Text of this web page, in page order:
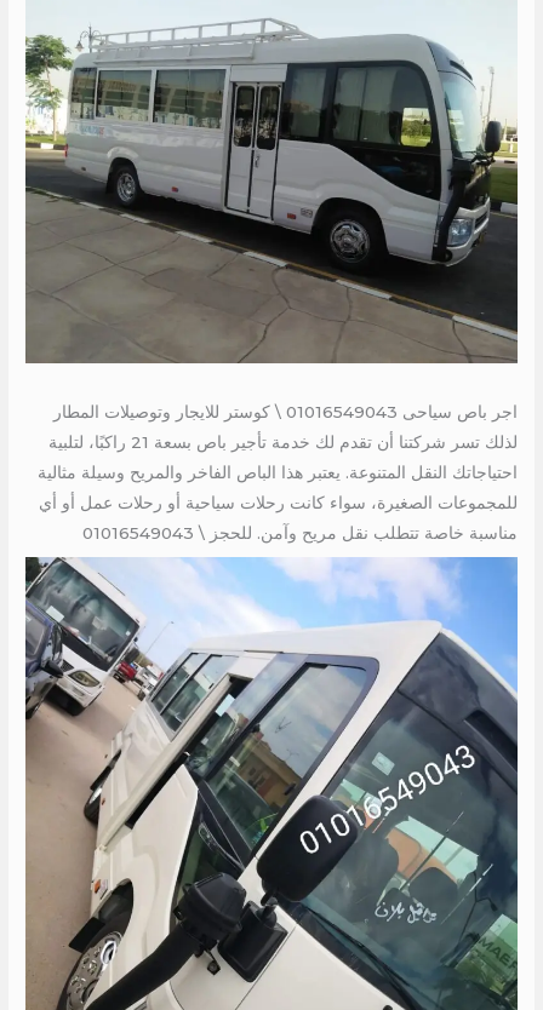
اجر باص سياحى 01016549043 \ كوستر للايجار وتوصيلات المطار
لذلك تسر شركتنا أن تقدم لك خدمة تأجير باص بسعة 21 راكبًا، لتلبية
احتياجاتك النقل المتنوعة. يعتبر هذا الباص الفاخر والمريح وسيلة مثالية
للمجموعات الصغيرة، سواء كانت رحلات سياحية أو رحلات عمل أو أي
مناسبة خاصة تتطلب نقل مريح وآمن. للحجز \ 01016549043